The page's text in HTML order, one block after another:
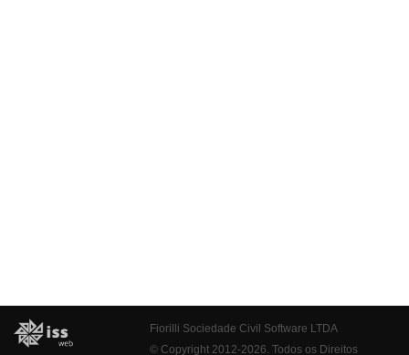
Fiorilli Sociedade Civil Software LTDA
© Copyright 2012-2026. Todos os Direitos